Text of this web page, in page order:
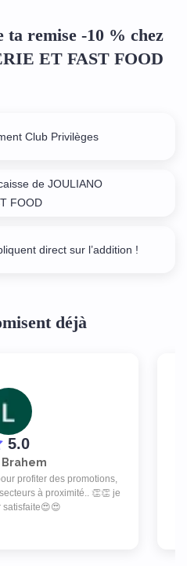
remise -10 % chez
ET FAST FOOD
Club Privilèges
de JOULIANO
FOOD
direct sur l’addition !
déjà
5.0
profiter des promotions,
à proximité.. 👏👏 je
satisfaite😍😍